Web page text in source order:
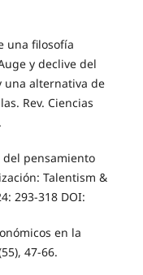
una filosofía
y declive del
una alternativa de
Rev. Ciencias
del pensamiento
Talentism &
293-318 DOI:
en la
47-66.